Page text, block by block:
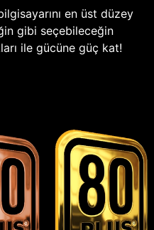
en üst düzey
gibi seçebileceğin
ile gücüne güç kat!